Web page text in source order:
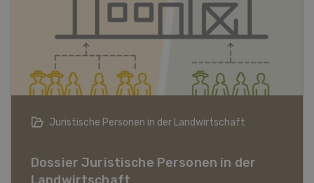
Bio-Artikel